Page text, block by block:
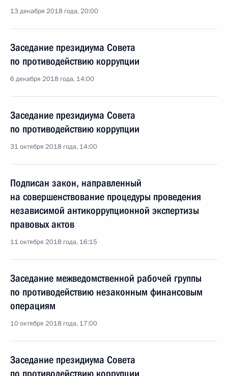
13 декабря 2018 года, 20:00
Заседание президиума Совета
по противодействию коррупции
6 декабря 2018 года, 14:00
Заседание президиума Совета
по противодействию коррупции
31 октября 2018 года, 14:00
Подписан закон, направленный
на совершенствование процедуры проведения
независимой антикоррупционной экспертизы
правовых актов
11 октября 2018 года, 16:15
Заседание межведомственной рабочей группы
по противодействию незаконным финансовым
операциям
10 октября 2018 года, 17:00
Заседание президиума Совета
по противодействию коррупции